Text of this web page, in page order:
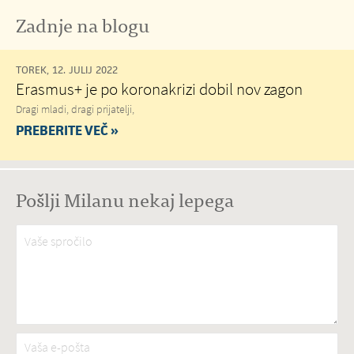
Zadnje na blogu
TOREK, 12. JULIJ 2022
Erasmus+ je po koronakrizi dobil nov zagon
Dragi mladi, dragi prijatelji,
PREBERITE VEČ »
Pošlji Milanu nekaj lepega
Vaše spročilo*
Vaša e-pošta*